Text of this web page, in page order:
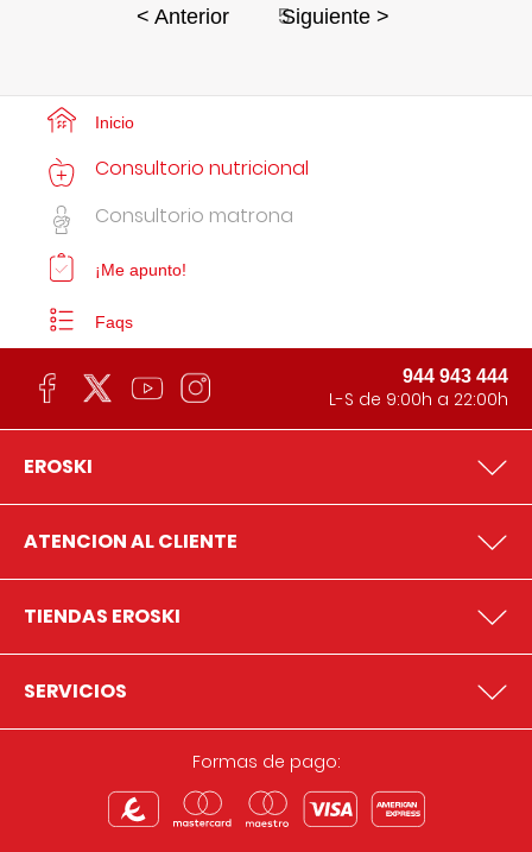
< Anterior 5
Siguiente >
Inicio
Consultorio nutricional
Consultorio matrona
¡Me apunto!
Faqs
944 943 444
L-S de 9:00h a 22:00h
EROSKI
ATENCION AL CLIENTE
TIENDAS EROSKI
SERVICIOS
Formas de pago: